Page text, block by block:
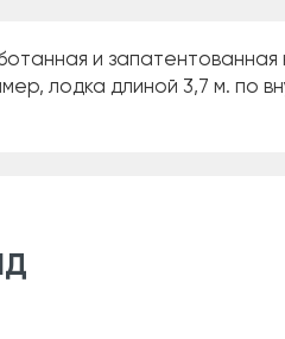
и
лодка длиной 3,7 м. по